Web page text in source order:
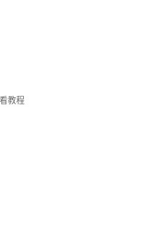
教程